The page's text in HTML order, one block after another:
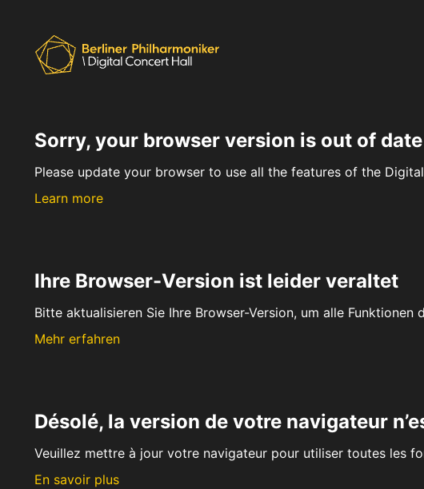
Sorry, your browser version is out of date
Please update your browser to use all the features of the
Learn more
Ihre Browser-Version ist leider veraltet
Bitte aktualisieren Sie Ihre Browser-Version, um alle
Mehr erfahren
Désolé, la version de votre navigateur
Veuillez mettre à jour votre navigateur pour utiliser toutes les
En savoir plus